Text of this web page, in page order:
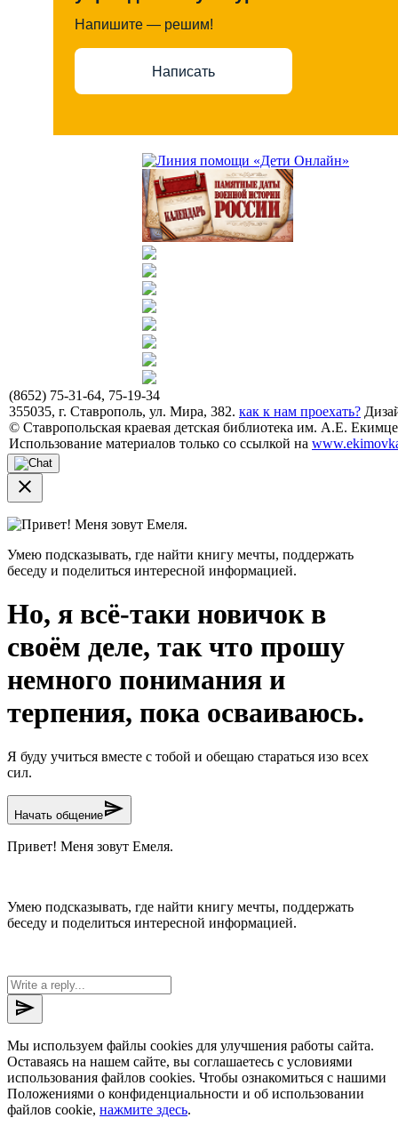
Напишите — решим!
Написать
(8652) 75-31-64, 75-19-34
355035, г. Ставрополь, ул. Мира, 382. как к нам проехать?
© Ставропольская краевая детская библиотека им. А.Е.
Использование материалов только со ссылкой на
close
Привет! Меня зовут Емеля.
Умею подсказывать, где найти книгу мечты, поддержать
беседу и поделиться интересной информацией.
Но, я всё-таки новичок в
своём деле, так что прошу
немного понимания и
терпения, пока осваиваюсь.
Я буду учиться вместе с тобой и обещаю стараться изо всех
сил.
Начать общениеsend
Привет! Меня зовут Емеля.
Умею подсказывать, где найти книгу мечты, поддержать
беседу и поделиться интересной информацией.
send
Мы используем файлы cookies для улучшения работы сайта.
Оставаясь на нашем сайте, вы соглашаетесь с условиями
использования файлов cookies. Чтобы ознакомиться с нашими
Положениями о конфиденциальности и об использовании
файлов cookie, нажмите здесь.